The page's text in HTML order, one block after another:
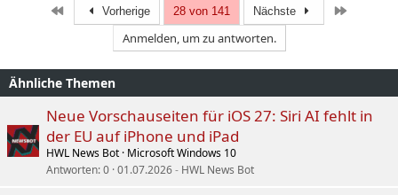
Erste Vorherige 28 von 141 Nächste
Anmelden, um zu antworten.
Ähnliche Themen
Neue Vorschauseiten für iOS 27: Siri AI fehlt in
der EU auf iPhone und iPad
HWL News Bot Microsoft Windows 10
Antworten 0 01.07.2026 HWL News Bot